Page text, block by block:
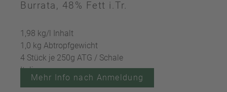
Burrata, 48% Fett i.Tr.
1,98 kg/l Inhalt
1,0 kg Abtropfgewicht
4 Stück je 250g ATG / Schale
Italien
Mehr Info nach Anmeldung